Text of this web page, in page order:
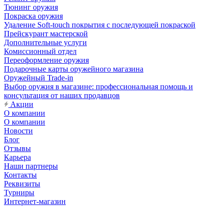
Тюнинг оружия
Покраска оружия
Удаление Soft-touch покрытия с последующей покраской
Прейскурант мастерской
Дополнительные услуги
Комиссионный отдел
Переоформление оружия
Подарочные карты оружейного магазина
Оружейный Trade-in
Выбор оружия в магазине: профессиональная помощь и
консультация от наших продавцов
Акции
О компании
О компании
Новости
Блог
Отзывы
Карьера
Наши партнеры
Контакты
Реквизиты
Турниры
Интернет-магазин